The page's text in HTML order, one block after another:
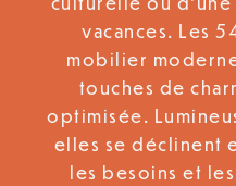
vacances. Les
mobilier
touches de
optimisée.
elles se déclinent
les besoins et